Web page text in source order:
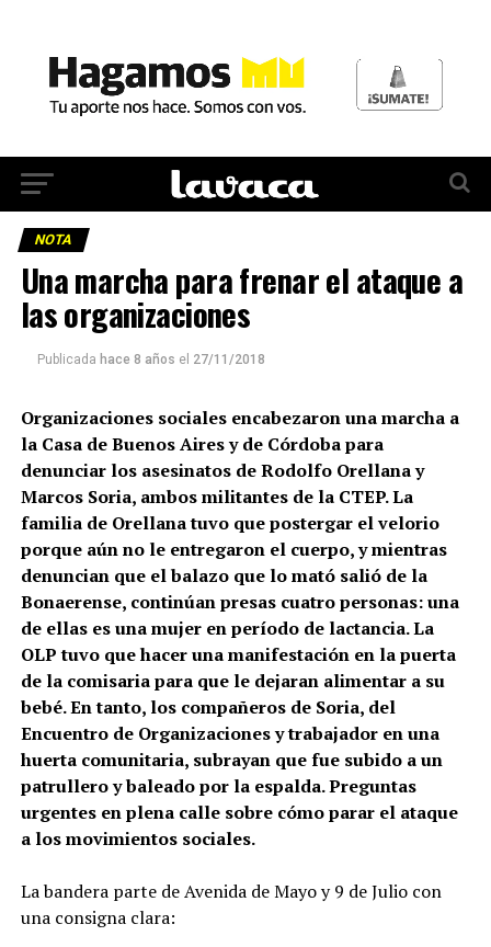
NOTA
Una marcha para frenar el ataque a
las organizaciones
Publicada hace 8 años el 27/11/2018
Organizaciones sociales encabezaron una marcha a
la Casa de Buenos Aires y de Córdoba para
denunciar los asesinatos de Rodolfo Orellana y
Marcos Soria, ambos militantes de la CTEP. La
familia de Orellana tuvo que postergar el velorio
porque aún no le entregaron el cuerpo, y mientras
denuncian que el balazo que lo mató salió de la
Bonaerense, continúan presas cuatro personas: una
de ellas es una mujer en período de lactancia. La
OLP tuvo que hacer una manifestación en la puerta
de la comisaria para que le dejaran alimentar a su
bebé. En tanto, los compañeros de Soria, del
Encuentro de Organizaciones y trabajador en una
huerta comunitaria, subrayan que fue subido a un
patrullero y baleado por la espalda. Preguntas
urgentes en plena calle sobre cómo parar el ataque
a los movimientos sociales.
La bandera parte de Avenida de Mayo y 9 de Julio con
una consigna clara: